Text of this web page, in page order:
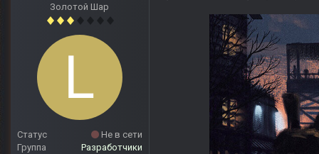
Золотой Шар
Статус
Не в сети
Группа
Разработчики